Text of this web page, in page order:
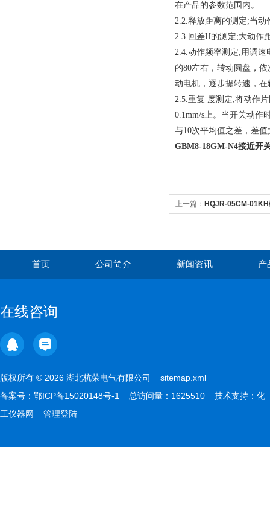
在产品的参数范围内。
2.2.释放距离的测定;当
2.3.回差H的测定;大动作
2.4.动作频率测定;用调
的80左右，转动圆盘，
动电机，逐步提转速，
2.5.重复 度测定;将动作
0.1mm/s上。当开关动作
与10次平均值之差，差
GBM8-18GM-N4接近开
上一篇： HQJR-05CM-
首页 公司简介 新闻资讯 产
在线咨询
版权所有 © 2026 湖北杭荣电气有限公司 sitemap.xml
备案号： 鄂ICP备15020148号-1 总访问量：1625510 技术支持： 化
工仪器网
管理登陆